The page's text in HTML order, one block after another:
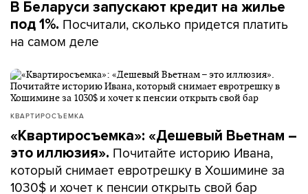
В Беларуси запускают кредит на жилье
под 1%. Посчитали, сколько придется платить
на самом деле
КВАРТИРОСЪЕМКА
«Квартиросъемка»: «Дешевый Вьетнам –
это иллюзия». Почитайте историю Ивана,
который снимает евротрешку в Хошимине за
1030$ и хочет к пенсии открыть свой бар